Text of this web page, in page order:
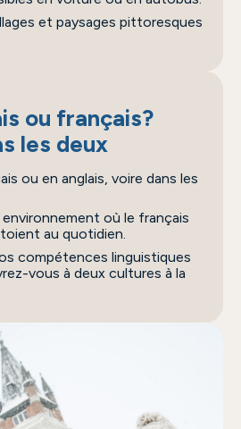
et paysages pittoresques
ou français?
les deux
ou en anglais, voire dans les
où le français
au quotidien.
compétences linguistiques
vous à deux cultures à la